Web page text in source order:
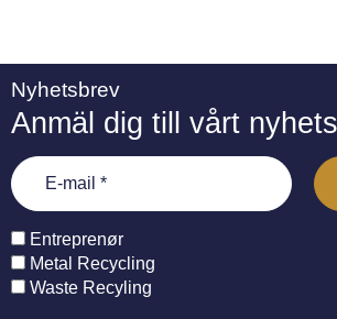
Nyhetsbrev
Anmäl dig till vårt
Entreprenør
Metal Recycling
Waste Recyling